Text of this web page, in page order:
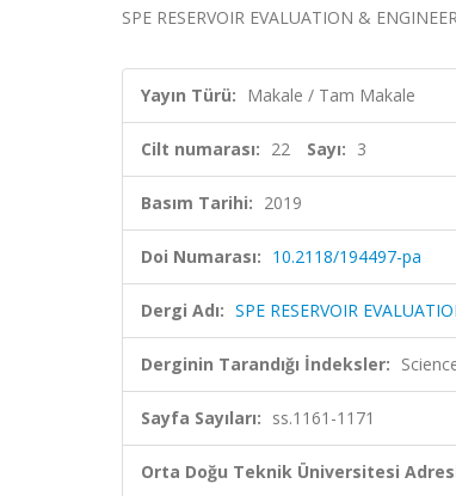
SPE RESERVOIR EVALUATION &
Yayın Türü: Makale / Tam Makale
Cilt numarası: 22 Sayı: 3
Basım Tarihi: 2019
Doi Numarası: 10.2118/194497-pa
Dergi Adı: SPE RESERVOIR
Derginin Tarandığı İndeksler:
Sayfa Sayıları: ss.1161-1171
Orta Doğu Teknik Üniversitesi